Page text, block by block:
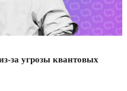
за угрозы квантовых